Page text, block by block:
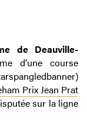
de Deauville-
d’une course
Prix Jean Prat
sur la ligne